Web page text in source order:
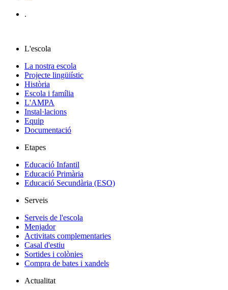
.
L'escola
La nostra escola
Projecte lingüiístic
Història
Escola i família
L'AMPA
Instal·lacions
Equip
Documentació
Etapes
Educació Infantil
Educació Primària
Educació Secundària (ESO)
Serveis
Serveis de l'escola
Menjador
Activitats complementaries
Casal d'estiu
Sortides i colònies
Compra de bates i xandels
Actualitat